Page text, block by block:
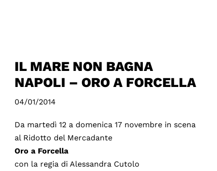
IL MARE NON BAGNA
NAPOLI – ORO A FORCELLA
04/01/2014
Da martedì 12 a domenica 17 novembre in scena
al Ridotto del Mercadante
Oro a Forcella
con la regia di Alessandra Cutolo